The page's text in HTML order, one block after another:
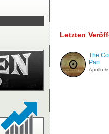
Letzten
The
Pan
Apollo